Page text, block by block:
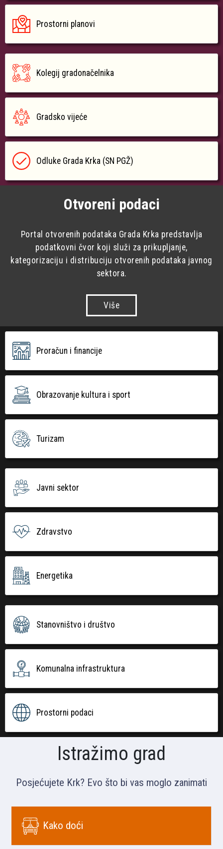
Prostorni planovi
Kolegij gradonačelnika
Gradsko vijeće
Odluke Grada Krka (SN PGŽ)
Otvoreni podaci
Portal otvorenih podataka Grada Krka predstavlja
podatkovni čvor koji služi za prikupljanje,
kategorizaciju i distribuciju otvorenih podataka javnog
sektora.
Više
Proračun i financije
Obrazovanje kultura i sport
Turizam
Javni sektor
Zdravstvo
Energetika
Stanovništvo i društvo
Komunalna infrastruktura
Prostorni podaci
Istražimo grad
Posjećujete Krk? Evo što bi vas moglo zanimati
Kako doći